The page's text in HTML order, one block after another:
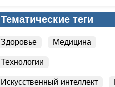
Бойкот Израиля
Тематические теги
Здоровье Медицина
Технологии
Искусственный интеллект